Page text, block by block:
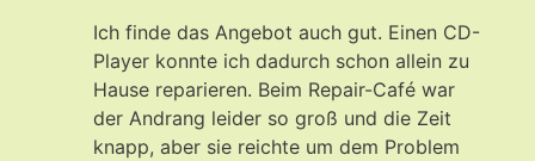
Ich finde das Angebot auch gut. Einen CD-
Player konnte ich dadurch schon allein zu
Hause reparieren. Beim Repair-Café war
der Andrang leider so groß und die Zeit
knapp, aber sie reichte um dem Problem